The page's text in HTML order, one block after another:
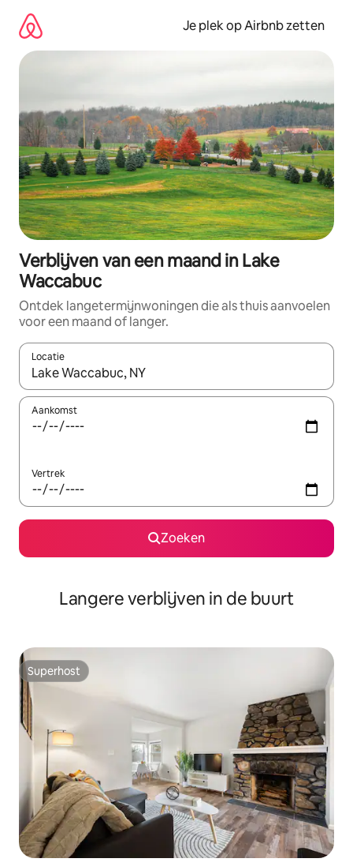
direct
naar
inhoud
Je plek op Airbnb zetten
Verblijven van een maand in Lake
Waccabuc
Ontdek langetermijnwoningen die als thuis aanvoelen
voor een maand of langer.
Locatie
Wanneer er resultaten beschikbaar zijn, maak je een keuze
Aankomst
Vertrek
Zoeken
Langere verblijven in de buurt
Superhost
Superhost